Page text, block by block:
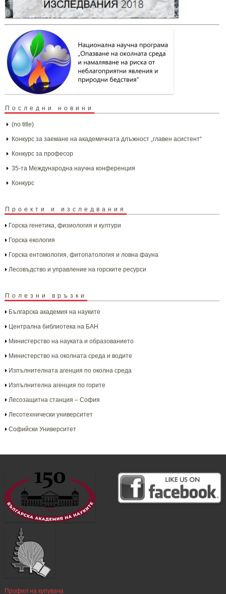
Последни новини
(no title)
Конкурс за заемане на академичната длъжност „главен асистент“
Конкурс за професор
35-та Международна научна конференция
Конкурс
Проекти и изследвания
Горска генетика, физиология и култури
Горска екология
Горска ентомология, фитопатология и ловна фауна
Лесовъдство и управление на горските ресурси
Полезни връзки
Българска aкадемия на науките
Централна библиотека на БАН
Министерство на науката и образованието
Министерство на околната среда и водите
Изпълнителната агенция по околна среда
Изпълнителна агенция по горите
Лесозащитна станция – София
Лесотехнически университет
Софийски Университет
Профил на купувача